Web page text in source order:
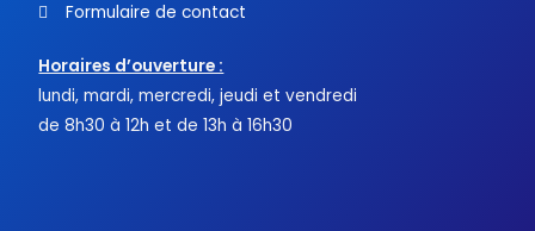
Formulaire de contact
Horaires d’ouverture :
lundi, mardi, mercredi, jeudi et vendredi
de 8h30 à 12h et de 13h à 16h30